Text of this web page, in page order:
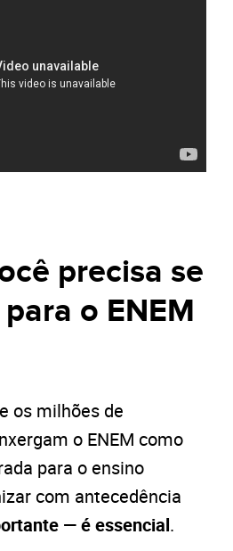
precisa se
o ENEM
os milhões de
o ENEM como
para o ensino
com antecedência
— é essencial.